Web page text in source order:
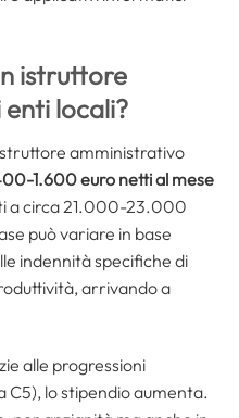
istruttore
locali?
amministrativo
1.600 euro netti al mese
a circa 21.000-23.000
può variare in base
indennità specifiche di
arrivando a
alle progressioni
C5), lo stipendio aumenta.